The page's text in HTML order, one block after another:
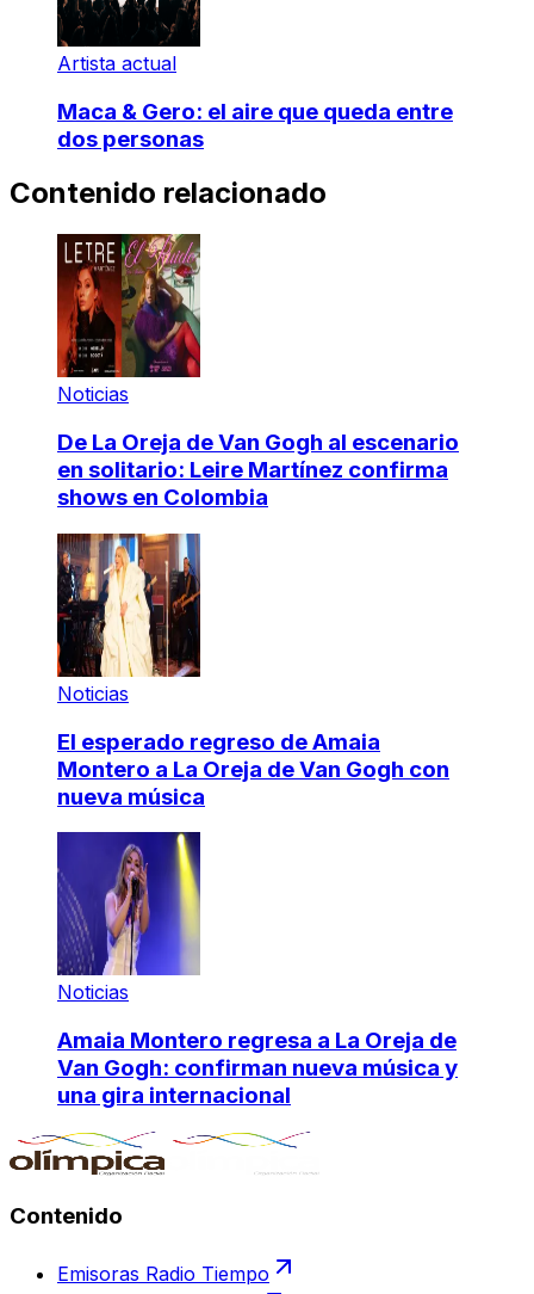
Artista actual
Maca & Gero: el aire que queda entre
dos personas
Contenido relacionado
Noticias
De La Oreja de Van Gogh al escenario
en solitario: Leire Martínez confirma
shows en Colombia
Noticias
El esperado regreso de Amaia
Montero a La Oreja de Van Gogh con
nueva música
Noticias
Amaia Montero regresa a La Oreja de
Van Gogh: confirman nueva música y
una gira internacional
Contenido
Emisoras Radio Tiempo